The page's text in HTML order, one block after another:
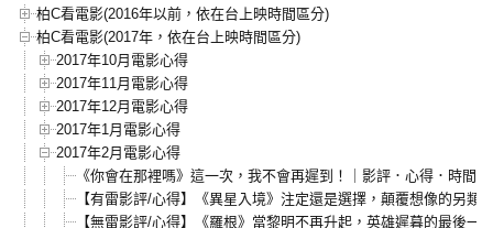
柏C看電影(2016年以前，依在台上映時間區分)
柏C看電影(2017年，依在台上映時間區分)
2017年10月電影心得
2017年11月電影心得
2017年12月電影心得
2017年1月電影心得
2017年2月電影心得
《你會在那裡嗎》這一次，我不會再遲到！｜影評．心得．時間
【有雷影評/心得】《異星入境》注定還是選擇，顛覆想像的另類
【無雷影評/心得】《羅根》當黎明不再升起，英雄遲暮的最後一